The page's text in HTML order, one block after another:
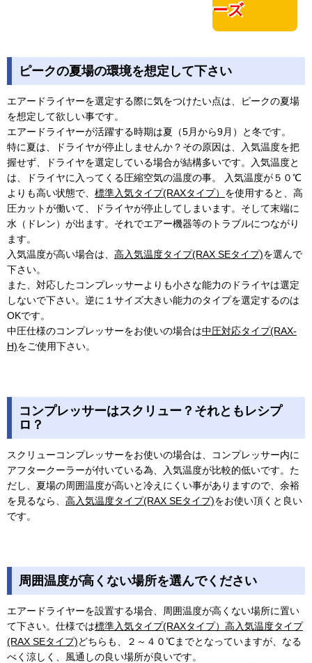
ーズ
ピークの夏場の環境を想定して下さい
エアードライヤーを選定する際に気をつけたい点は、ピークの夏場
を想定して欲しい事です。
エアードライヤーが活躍する時期は夏（5月から9月）と冬です。
特に夏は、ドライヤが停止しませんか？その原因は、入気温度を把
握せず、ドライヤを選定している場合が結構多いです。入気温度と
は、ドライヤに入ってくる圧縮空気の温度の事。 入気温度が５０℃
よりも高い状態で、 標準入気タイプ(RAXタイプ） を使用すると、高
圧カットが働いて、ドライヤが停止してしまいます。そして末端に
水（ドレン）が出ます。それでエアー機器等のトラブルにつながり
ます。
入気温度が高い場合は、 高入気温度タイプ(RAX SEタイプ)を選んで
下さい。
また、対応したコンプレッサーよりも小さな能力のドライヤは選定
しないで下さい。逆に１サイズ大きい能力のタイプを選定するのは
OKです。
中圧仕様のコンプレッサーをお使いの場合は中圧対応タイプ(RAX-
H)をご使用下さい。
コンプレッサーはスクリュー？それともレシプ
ロ？
スクリューコンプレッサーをお使いの場合は、コンプレッサー内に
アフタークーラーが付いている為、入気温度が比較的低いです。た
だし、夏場の周囲温度が高いと冷えにくい事がありますので、余裕
を見るなら、 高入気温度タイプ(RAX SEタイプ)をお使い頂くと良い
です。
周囲温度が高くない場所を選んでください
エアードライヤーを設置する場合、周囲温度が高くない場所に置い
て下さい。仕様では標準入気タイプ(RAXタイプ） 高入気温度タイプ
(RAX SEタイプ)どちらも、２～４０℃までとなっていますが、なる
べく涼しく、風通しの良い場所が良いです。